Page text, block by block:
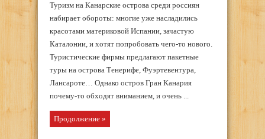
Туризм на Канарские острова среди россиян
набирает обороты: многие уже насладились
красотами материковой Испании, зачастую
Каталонии, и хотят попробовать чего-то нового.
Туристические фирмы предлагают пакетные
туры на острова Тенерифе, Фуэртевентура,
Лансароте… Однако остров Гран Канария
почему-то обходят вниманием, и очень ...
Продолжение »